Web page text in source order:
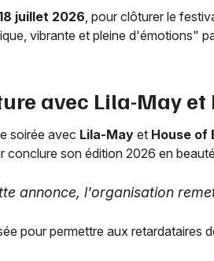
Jeux
Actus
juillet 2026 , pour clôturer le
vibrante et pleine d'émotions"
avec Lila-May et
soirée avec Lila-May et House of
conclure son édition 2026 en
annonce, l'organisation
pour permettre aux retardataires